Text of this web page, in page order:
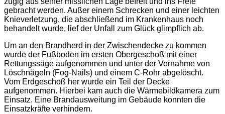
gebracht werden. Außer einem Schrecken und einer leichten
Knieverletzung, die abschließend im Krankenhaus noch
behandelt wurde, lief der Unfall zum Glück glimpflich ab.
Um an den Brandherd in der Zwischendecke zu kommen
wurde der Fußboden im ersten Obergeschoß mit einer
Rettungssäge aufgenommen und unter der Vornahme von
Löschnägeln (Fog-Nails) und einem C-Rohr abgelöscht.
Vom Erdgeschoß her wurde ein Teil der Decke
aufgenommen. Hierbei kam auch die Wärmebildkamera zum
Einsatz. Eine Brandausweitung im Gebäude konnten die
Einsatzkräfte verhindern.